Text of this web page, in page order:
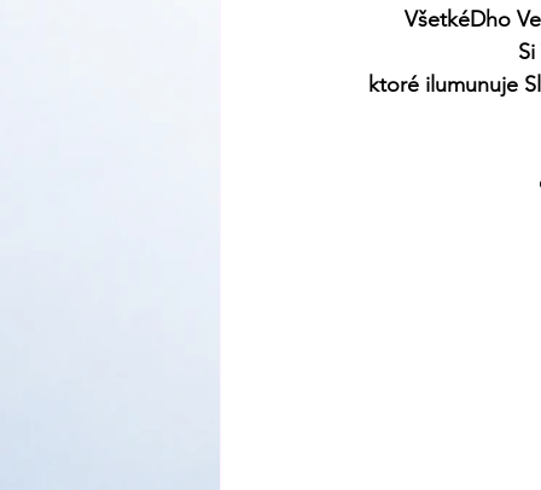
VšetkéDho
ktoré ilumunuje